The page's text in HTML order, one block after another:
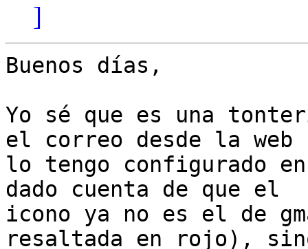
]
Buenos días,
Yo sé que es una
el correo desde la web
lo tengo configurado
dado cuenta de que el
icono ya no es el de
resaltada en rojo),